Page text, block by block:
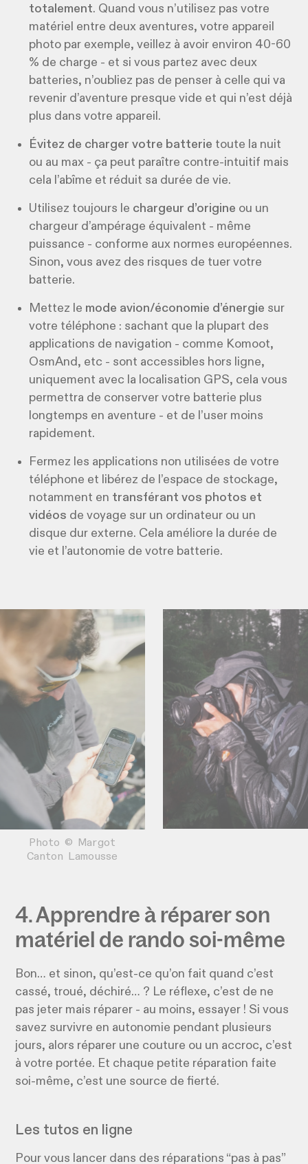
totalement. Quand vous n’utilisez pas votre
matériel entre deux aventures, votre appareil
photo par exemple, veillez à avoir environ 40-60
% de charge - et si vous partez avec deux
batteries, n’oubliez pas de penser à celle qui va
revenir d’aventure presque vide et qui n’est déjà
plus dans votre appareil.
Évitez de charger votre batterie toute la nuit
ou au max - ça peut paraître contre-intuitif mais
cela l’abîme et réduit sa durée de vie.
Utilisez toujours le chargeur d’origine ou un
chargeur d’ampérage équivalent - même
puissance - conforme aux normes européennes.
Sinon, vous avez des risques de tuer votre
batterie.
Mettez le mode avion/économie d’énergie sur
votre téléphone : sachant que la plupart des
applications de navigation - comme Komoot,
OsmAnd, etc - sont accessibles hors ligne,
uniquement avec la localisation GPS, cela vous
permettra de conserver votre batterie plus
longtemps en aventure - et de l’user moins
rapidement.
Fermez les applications non utilisées de votre
téléphone et libérez de l’espace de stockage,
notamment en transférant vos photos et
vidéos de voyage sur un ordinateur ou un
disque dur externe. Cela améliore la durée de
vie et l’autonomie de votre batterie.
Photo © Margot
Canton Lamousse
4. Apprendre à réparer son
matériel de rando soi-même
Bon… et sinon, qu’est-ce qu’on fait quand c’est
cassé, troué, déchiré… ? Le réflexe, c’est de ne
pas jeter mais réparer - au moins, essayer ! Si vous
savez survivre en autonomie pendant plusieurs
jours, alors réparer une couture ou un accroc, c’est
à votre portée. Et chaque petite réparation faite
soi-même, c’est une source de fierté.
Les tutos en ligne
Pour vous lancer dans des réparations “pas à pas”